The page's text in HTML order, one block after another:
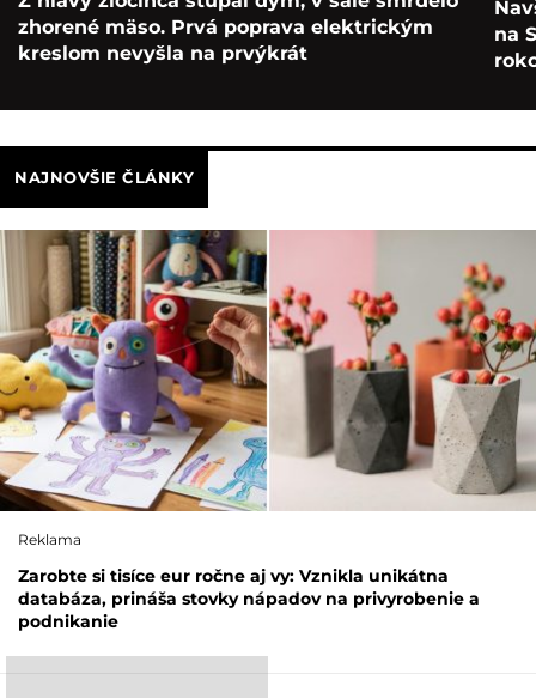
zhorené mäso. Prvá poprava elektrickým
kreslom nevyšla na prvýkrát
na
NAJNOVŠIE ČLÁNKY
Reklama
Zarobte si tisíce eur ročne aj vy: Vznikla unikátna
databáza, prináša stovky nápadov na privyrobenie a
podnikanie